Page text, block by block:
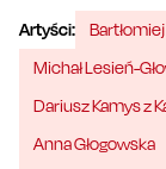
Artyści:
Michał Lesień-
Dariusz Kamys z
Anna Głogowska